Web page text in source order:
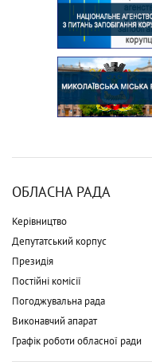
ОБЛАСНА РАДА
Керівництво
Депутатський корпус
Президія
Постійні комісії
Погоджувальна рада
Виконавчий апарат
Графік роботи обласної ради